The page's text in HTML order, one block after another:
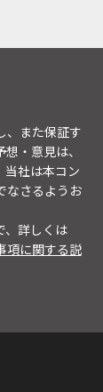
、また保証す
・意見は、
当社は本コン
なさるようお
、詳しくは
項に関する説